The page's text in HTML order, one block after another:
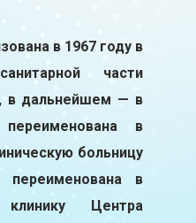
в 1967 году в
части
в дальнейшем — в
в
больницу
в
клинику Центра